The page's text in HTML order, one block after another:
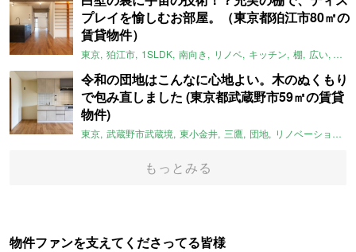
プレイを愉しむお部屋。（東京都狛江市80㎡の
賃貸物件）
東京 狛江市 1SLDK 南向き リノベ キッチン 棚 広い ガイ
令和の団地はこんなに心地よい。木のぬくもり
で包み直しました (東京都武蔵野市59㎡の賃貸
物件)
東京 武蔵野市武蔵境 東小金井 三鷹 団地 リノベーション
もっとみる
物件ファンを支えてくださってる皆様